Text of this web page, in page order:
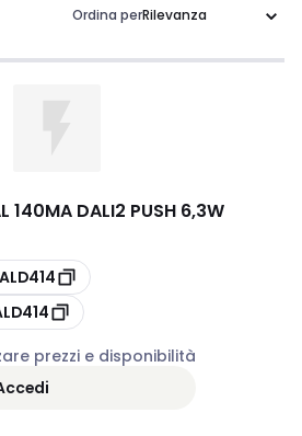
Ordina per
140MA DALI2 PUSH 6,3W
prezzi e disponibilità